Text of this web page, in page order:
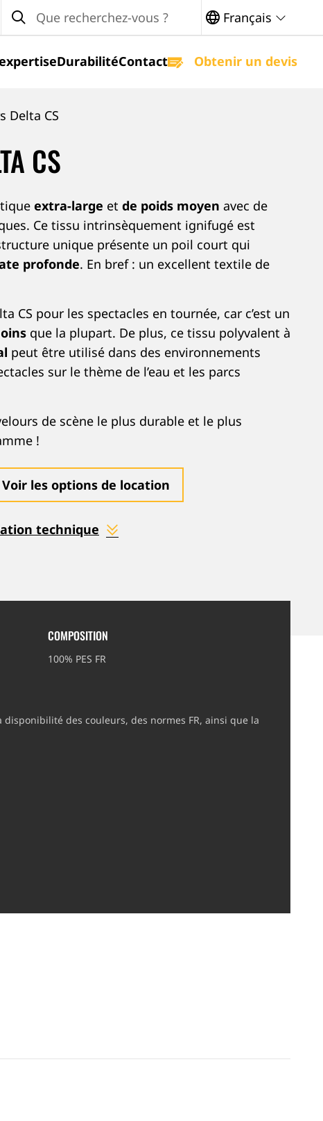
Français
Search
DurabilitéContact Obtenir un devis
Delta CS
CS
extra-large et de poids moyen avec de
Ce tissu intrinsèquement ignifugé est
unique présente un poil court qui
profonde. En bref : un excellent textile de
CS pour les spectacles en tournée, car c’est un
que la plupart. De plus, ce tissu polyvalent à
peut être utilisé dans des environnements
sur le thème de l’eau et les parcs
de scène le plus durable et le plus
!
Voir les options de location
technique
COMPOSITION
100% PES FR
des couleurs, des normes FR, ainsi que la